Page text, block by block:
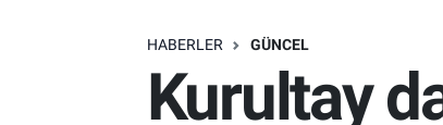
HABERLER GÜNCEL
Kurultay